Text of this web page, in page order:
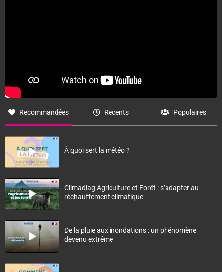
Recommandées Récents Populaires
À quoi sert la météo ?
Climadiag Agriculture et Forêt : s’adapter au
réchauffement climatique
De la pluie aux inondations : un phénomène
devenu extrême